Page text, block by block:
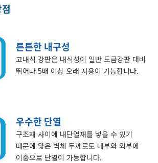
튼튼한 내구성
고내식 강판은 내식성이 일반 도금강판 대비
뛰어나 5배 이상 오래 사용이 가능합니다.
우수한 단열
구조재 사이에 내단열재를 넣을 수 있기
때문에 얇은 벽체 두께로도 내부와 외부에
이중으로 단열이 가능합니다.